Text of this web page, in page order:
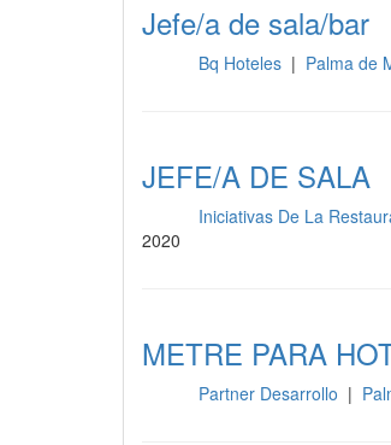
Jefe/a de sala/bar
Bq Hoteles | Palma de
JEFE/A DE SALA
Iniciativas De La
2020
METRE PARA
Partner Desarrollo |